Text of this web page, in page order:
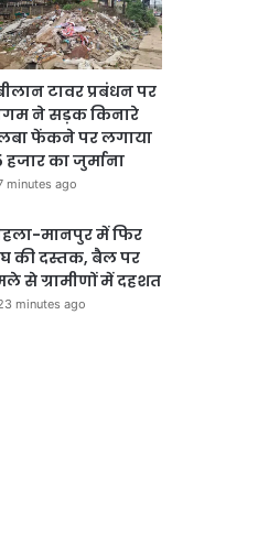
टावर प्रबंधन पर
ने सड़क किनारे
फेंकने पर लगाया
हजार का जुर्माना
minutes ago
मानपुर में फिर
की दस्तक, बैल पर
से ग्रामीणों में दहशत
minutes ago